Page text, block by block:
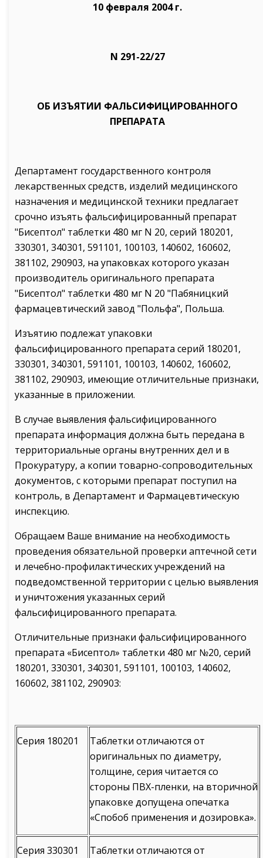
10 февраля 2004 г.
N 291-22/27
ОБ ИЗЪЯТИИ ФАЛЬСИФИЦИРОВАННОГО
ПРЕПАРАТА
Департамент государственного контроля
лекарственных средств, изделий медицинского
назначения и медицинской техники предлагает
срочно изъять фальсифицированный препарат
"Бисептол" таблетки 480 мг N 20, серий 180201,
330301, 340301, 591101, 100103, 140602, 160602,
381102, 290903, на упаковках которого указан
производитель оригинального препарата
"Бисептол" таблетки 480 мг N 20 "Пабяницкий
фармацевтический завод "Польфа", Польша.
Изъятию подлежат упаковки
фальсифицированного препарата серий 180201,
330301, 340301, 591101, 100103, 140602, 160602,
381102, 290903, имеющие отличительные признаки,
указанные в приложении.
В случае выявления фальсифицированного
препарата информация должна быть передана в
территориальные органы внутренних дел и в
Прокуратуру, а копии товарно-сопроводительных
документов, с которыми препарат поступил на
контроль, в Департамент и Фармацевтическую
инспекцию.
Обращаем Ваше внимание на необходимость
проведения обязательной проверки аптечной сети
и лечебно-профилактических учреждений на
подведомственной территории с целью выявления
и уничтожения указанных серий
фальсифицированного препарата.
Отличительные признаки фальсифицированного
препарата «Бисептол» таблетки 480 мг №20, серий
180201, 330301, 340301, 591101, 100103, 140602,
160602, 381102, 290903:
Серия 180201
Таблетки отличаются от
оригинальных по диаметру,
толщине, серия читается со
стороны ПВХ-пленки, на вторичной
упаковке допущена опечатка
«Спобоб применения и дозировка».
Серия 330301 Таблетки отличаются от